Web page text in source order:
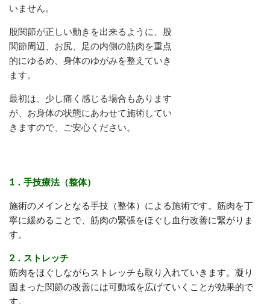
いません。
股関節が正しい動きを出来るように、股
関節周辺、お尻、足の内側の筋肉を重点
的にゆるめ、身体のゆがみを整えていき
ます。
最初は、少し痛く感じる場合もあります
が、お身体の状態にあわせて施術してい
きますので、ご安心ください。
1．手技療法（整体）
施術のメインとなる手技（整体）による施術です。筋肉を丁
寧に緩めることで、筋肉の緊張をほぐし血行改善に繋がりま
す。
2．ストレッチ
筋肉をほぐしながらストレッチも取り入れていきます。凝り
固まった関節の改善には可動域を広げていくことが効果的で
す。